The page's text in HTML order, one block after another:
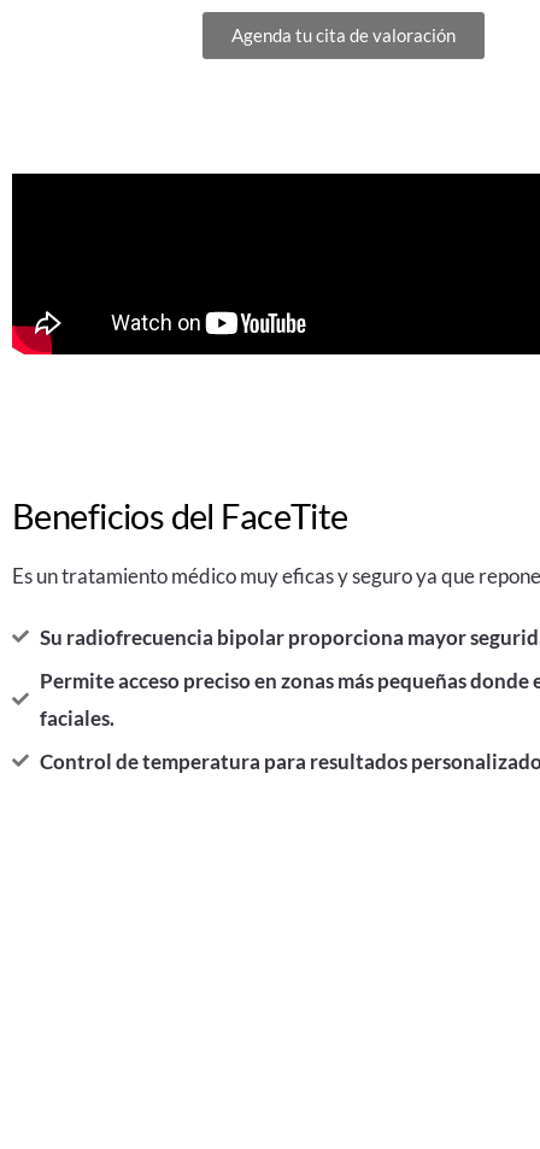
Agenda tu cita de valoración
Beneficios del FaceTite
Es un tratamiento médico muy eficas y seguro ya que
Su radiofrecuencia bipolar proporciona mayor
Permite acceso preciso en zonas más pequeñas donde
faciales.
Control de temperatura para resultados